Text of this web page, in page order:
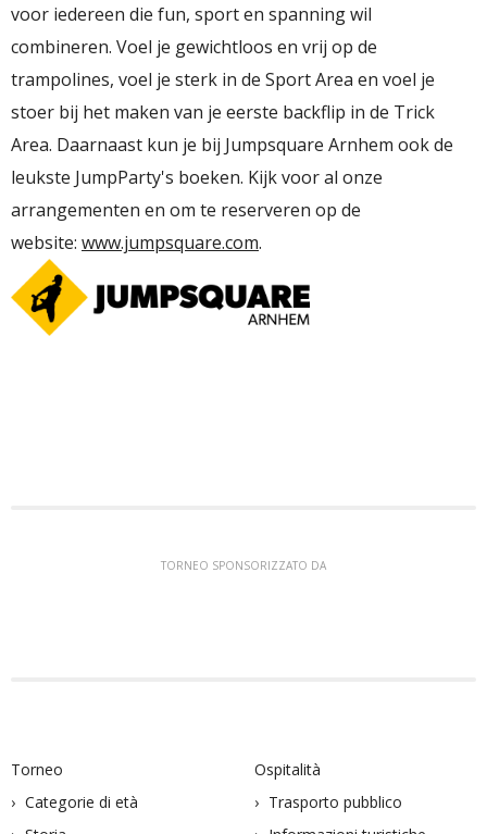
voor iedereen die fun, sport en spanning wil
combineren. Voel je gewichtloos en vrij op de
trampolines, voel je sterk in de Sport Area en voel je
stoer bij het maken van je eerste backflip in de Trick
Area. Daarnaast kun je bij Jumpsquare Arnhem ook de
leukste JumpParty's boeken. Kijk voor al onze
arrangementen en om te reserveren op de
website: www.jumpsquare.com.
TORNEO SPONSORIZZATO DA
Torneo
Categorie di età
Ospitalità
Trasporto pubblico